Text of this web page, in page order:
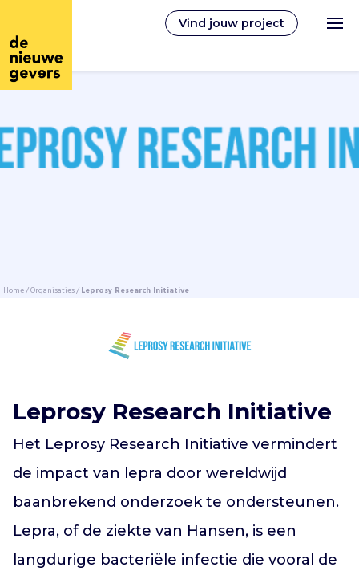
Vind jouw project
Nederlands
Vind jouw project
Home/Organisaties/Leprosy Research Initiative
Leprosy Research Initiative
Het Leprosy Research Initiative vermindert
de impact van lepra door wereldwijd
baanbrekend onderzoek te ondersteunen.
Lepra, of de ziekte van Hansen, is een
langdurige bacteriële infectie die vooral de